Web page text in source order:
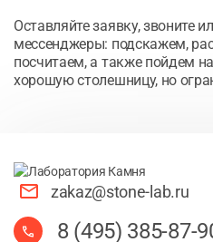
Оставляйте заявку, звоните
мессенджеры: подскажем,
посчитаем, а также пойдем
хорошую столешницу, но
zakaz@stone-lab.ru
8 (495) 385-87-